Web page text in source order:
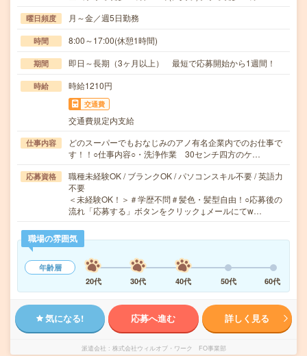
曜日頻度 月～金／週5日勤務
時間 8:00～17:00(休憩1時間)
期間 即日～長期（3ヶ月以上） 最短で応募開始から1週間！
時給 時給1210円
交通費
交通費規定内支給
仕事内容
どのスーパーでもおなじみのアノ有名企業内でのお仕事で
す！！○仕事内容○・洗浄作業 30センチ四方のケ…
応募資格
職種未経験OK / ブランクOK / パソコンスキル不要 / 英語力
不要
＜未経験OK！＞＃学歴不問＃髪色・髪型自由！○応募後の
流れ「応募する」ボタンをクリック↓メールにてw…
職場の雰囲気
年齢層
20代
30代 40代 50代 60代
気になる! 応募へ進む 詳しく見る
派遣会社 株式会社ウィルオブ・ワーク FO事業部